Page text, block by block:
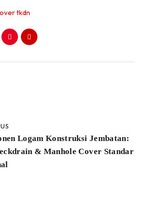
tkdn
Logam Konstruksi Jembatan:
& Manhole Cover Standar